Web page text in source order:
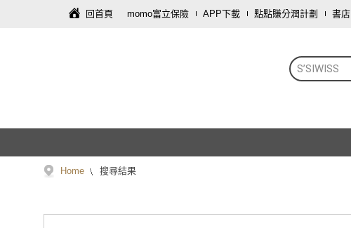
回首頁 momo富立保險 APP下載 點點賺分潤計劃 書店
S’SIWISS
Home 搜尋結果